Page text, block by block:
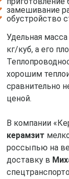
замешивание
обустройство
Удельная
кг/куб, а его
хорошим
сравнительно
ценой.
В компании
керамзит
россыпью на
доставку в